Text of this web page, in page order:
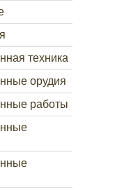
техника
орудия
работы